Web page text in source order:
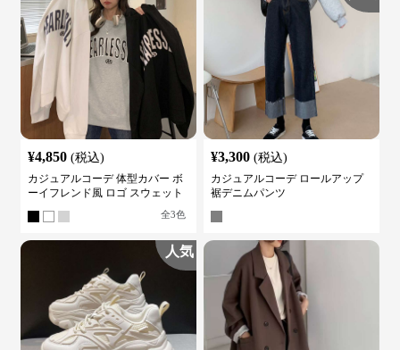
¥4,850 (税込)
カジュアルコーデ 体型カバー ボ
ーイフレンド風 ロゴ スウェット
全3色
¥3,300 (税込)
カジュアルコーデ ロールアップ
裾デニムパンツ
人気